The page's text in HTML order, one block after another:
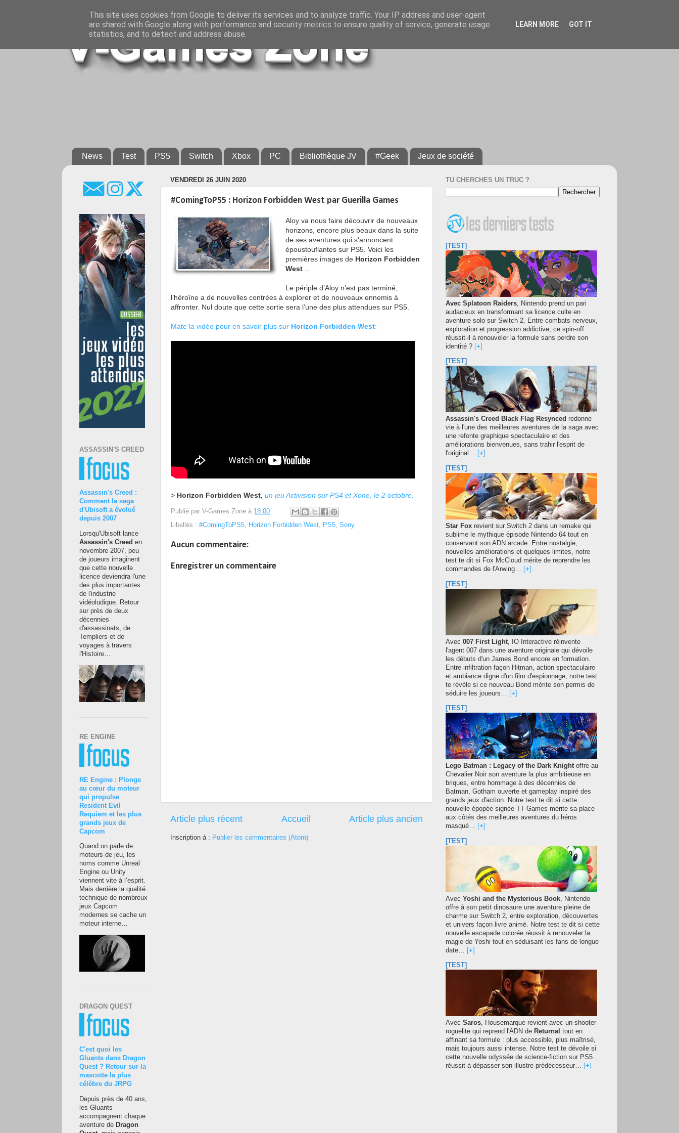
News Test PS5 Switch Xbox PC Bibliothèque JV #Geek Jeux de société
VENDREDI 26 JUIN 2020
#ComingToPS5 : Horizon Forbidden West par Guerilla Games
Aloy va nous faire découvrir de nouveaux
horizons, encore plus beaux dans la suite
de ses aventures qui s’annoncent
époustouflantes sur PS5. Voici les
premières images de Horizon Forbidden
West…
Le périple d’Aloy n’est pas terminé,
l’héroïne a de nouvelles contrées à explorer et de nouveaux ennemis à
affronter. Nul doute que cette sortie sera l’une des plus attendues sur PS5.
Mate la vidéo pour en savoir plus sur Horizon Forbidden West:
> Horizon Forbidden West un jeu Activision sur PS4 et Xone, le 2 octobre.
Publié par V-Games Zone à 18:00
Libellés : #ComingToPS5 Horizon Forbidden West PS5 Sony
Aucun commentaire:
Enregistrer un commentaire
Article plus récent Article plus ancien
Accueil
Inscription à : Publier les commentaires (Atom)
ASSASSIN'S CREED
Assassin's Creed :
Comment la saga
d'Ubisoft a évolué
depuis 2007
Lorsqu'Ubisoft lance
Assassin's Creed en
novembre 2007, peu
de joueurs imaginent
que cette nouvelle
licence deviendra l'une
des plus importantes
de l'industrie
vidéoludique. Retour
sur près de deux
décennies
d'assassinats, de
Templiers et de
voyages à travers
l'Histoire…
RE ENGINE
RE Engine : Plonge
au cœur du moteur
qui propulse
Resident Evil
Requiem et les plus
grands jeux de
Capcom
Quand on parle de
moteurs de jeu, les
noms comme Unreal
Engine ou Unity
viennent vite à l’esprit.
Mais derrière la qualité
technique de nombreux
jeux Capcom
modernes se cache un
moteur interne…
DRAGON QUEST
C'est quoi les
Gluants dans Dragon
Quest ? Retour sur la
mascotte la plus
célèbre du JRPG
Depuis près de 40 ans,
les Gluants
accompagnent chaque
aventure de Dragon
TU CHERCHES UN TRUC ?
[TEST]
Avec Splatoon Raiders, Nintendo prend un pari
audacieux en transformant sa licence culte en
aventure solo sur Switch 2. Entre combats nerveux,
exploration et progression addictive, ce spin-off
réussit-il à renouveler la formule sans perdre son
identité ? [+]
[TEST]
Assassin's Creed Black Flag Resynced redonne
vie à l'une des meilleures aventures de la saga avec
une refonte graphique spectaculaire et des
améliorations bienvenues, sans trahir l'esprit de
l'original…
+
[TEST]
Star Fox revient sur Switch 2 dans un remake qui
sublime le mythique épisode Nintendo 64 tout en
conservant son ADN arcade. Entre nostalgie,
nouvelles améliorations et quelques limites, notre
test te dit si Fox McCloud mérite de reprendre les
commandes de l'Arwing…
+
[TEST]
Avec 007 First Light , IO Interactive réinvente
l'agent 007 dans une aventure originale qui dévoile
les débuts d'un James Bond encore en formation.
Entre infiltration façon Hitman, action spectaculaire
et ambiance digne d'un film d'espionnage, notre test
te révèle si ce nouveau Bond mérite son permis de
séduire les joueurs…
[+]
[TEST]
Lego Batman : Legacy of the Dark Knightoffre au
Chevalier Noir son aventure la plus ambitieuse en
briques, entre hommage à des décennies de
Batman, Gotham ouverte et gameplay inspiré des
grands jeux d'action. Notre test te dit si cette
nouvelle épopée signée TT Games mérite sa place
aux côtés des meilleures aventures du héros
masqué…
+
[TEST]
Avec Yoshi and the Mysterious Book, Nintendo
offre à son petit dinosaure une aventure pleine de
charme sur Switch 2, entre exploration, découvertes
et univers façon livre animé. Notre test te dit si cette
nouvelle escapade colorée réussit à renouveler la
magie de Yoshi tout en séduisant les fans de longue
date… [+]
[TEST]
Avec Saros, Housemarque revient avec un shooter
roguelite qui reprend l'ADN de Returnal tout en
affinant sa formule : plus accessible, plus maîtrisé,
mais toujours aussi intense. Notre test te dévoile si
cette nouvelle odyssée de science-fiction sur PS5
réussit à dépasser son illustre prédécesseur…
+
This site uses cookies from Google to deliver its services and to analyze traffic. Your IP address and user-agent
are shared with Google along with performance and security metrics to ensure quality of service, generate usage
statistics, and to detect and address abuse.
LEARN MORE GOT IT